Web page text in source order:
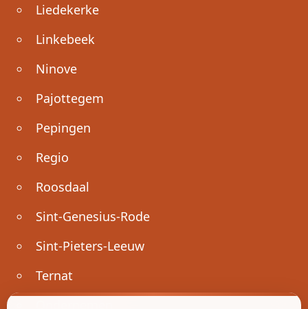
Liedekerke
Linkebeek
Ninove
Pajottegem
Pepingen
Regio
Roosdaal
Sint-Genesius-Rode
Sint-Pieters-Leeuw
Ternat